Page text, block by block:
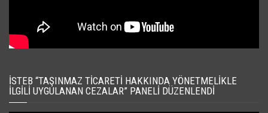
İSTEB “TAŞINMAZ TICARETI HAKKINDA YÖNETMELIKLE
İLGILI UYGULANAN CEZALAR” PANELI DÜZENLENDI